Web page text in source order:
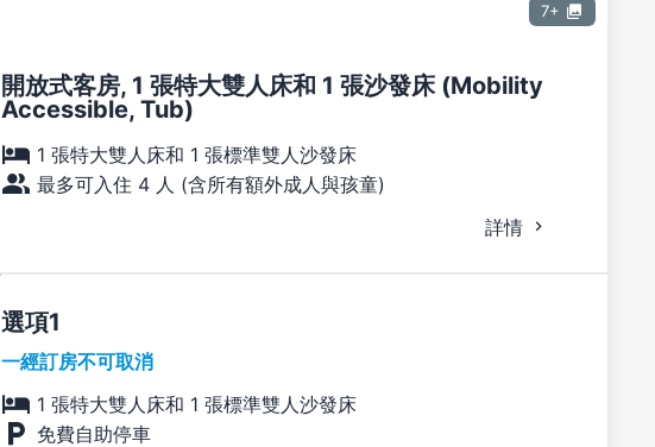
7+
開放式客房, 1 張特大雙人床和 1 張沙發床 (Mobility
Accessible, Tub)
1 張特大雙人床和 1 張標準雙人沙發床
最多可入住 4 人 (含所有額外成人與孩童)
詳情
選項
一經訂房不可取消
1 張特大雙人床和 1 張標準雙人沙發床
免費自助停車